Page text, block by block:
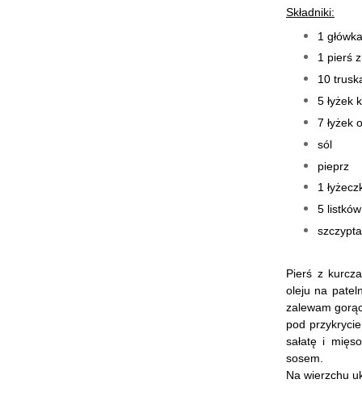
Składniki:
1
1 pierś
10
5 łyżek
7 łyżek
sól
pieprz
1
5
Pierś z
oleju na
zalewam
pod
sałatę i
sosem.
Na wierzchu